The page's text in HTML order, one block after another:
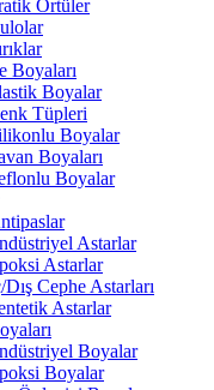
Örtüler
Boyaları
Boyalar
Tüpleri
Boyalar
Boyaları
Boyalar
Astarlar
Astarlar
Dış Cephe Astarları
Astarlar
Boyalar
Boyalar